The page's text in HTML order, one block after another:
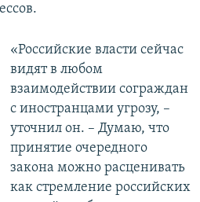
«Российские власти сейчас
видят в любом
взаимодействии сограждан
с иностранцами угрозу, –
уточнил он. – Думаю, что
принятие очередного
закона можно расценивать
как стремление российских